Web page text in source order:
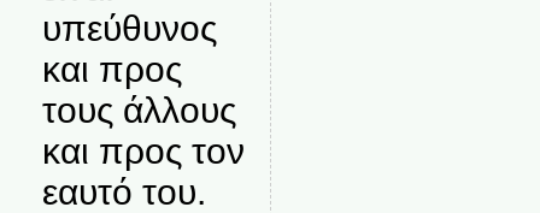
υπεύθυνος
και προς
τους άλλους
και προς τον
εαυτό του.